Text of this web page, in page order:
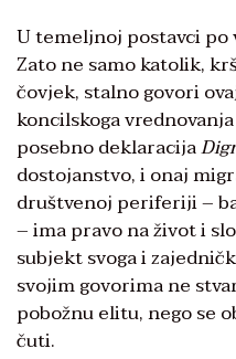
U temeljnoj postavci po
Zato ne samo katolik,
čovjek, stalno govori
koncilskoga
posebno deklaracija
dostojanstvo, i onaj
društvenoj periferiji –
– ima pravo na život i
subjekt svoga i
svojim govorima ne
pobožnu elitu, nego se
čuti.